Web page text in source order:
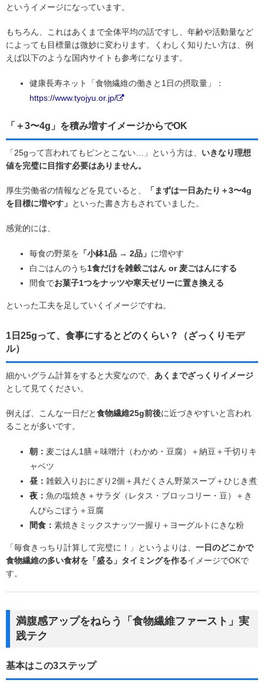
というイメージになっています。
もちろん、これはあくまで全体平均の話ですし、年齢や活動量など
によっても目標量は微妙に変わります。くわしく知りたい方は、例
えば以下のような国内サイトも参考になります。
健康長寿ネット「食物繊維の働きと1日の摂取量」：
https://www.tyojyu.or.jp/
「＋3〜4g」を積み増すイメージからでOK
「25gって言われてもピンとこない…」という方は、 いきなり理想
値を完璧に目指す必要はありません。
厚生労働省の情報などを見ていると、
「まずは一日あたり＋3〜4g
を目標に増やす」 といった書き方もされていました。
感覚的には、
毎食の野菜を 「小鉢1品 → 2品」 に増やす
白ごはんのうち1食だけを雑穀ごはん or 麦ごはんにする
間食でお菓子1つをナッツや寒天ゼリーに置き換える
といった工夫を足していくイメージですね。
1日25gって、食事にするとどのくらい？（ざっくりモデ
ル）
細かいグラム計算をすると大変なので、 あくまでざっくりイメージ
として見てください。
例えば、こんな一日だと食物繊維25g前後に近づきやすいと言われ
ることが多いです。
朝： 麦ごはん1膳＋味噌汁（わかめ・豆腐）＋納豆＋千切りキ
ャベツ
昼： 雑穀入りおにぎり2個＋具だくさん野菜スープ＋ひじき煮
夜： 魚の塩焼き＋サラダ（レタス・ブロッコリー・豆）＋き
んぴらごぼう＋豆腐
間食： 素焼きミックスナッツ一握り＋ヨーグルトにきな粉
「毎食きっちり計算して完璧に！」というよりは、 一日のどこかで
食物繊維の多い食材を「盛る」タイミングを作るイメージでOKで
す。
満腹感アップをねらう「食物繊維ファースト」実
践テク
基本はこの3ステップ